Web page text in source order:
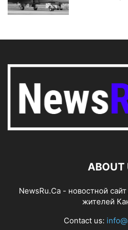
ABOUT
NewsRu.Ca - новостной
жителей
Contact us: